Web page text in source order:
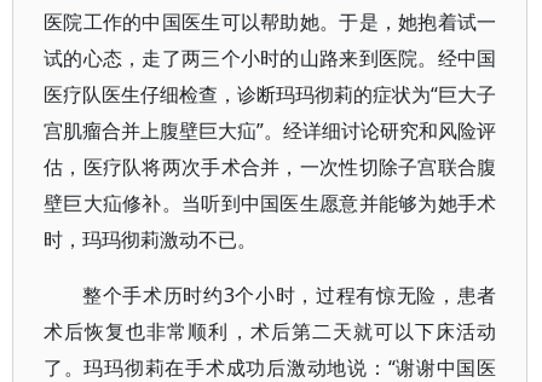
医院工作的中国医生可以帮助她。于是，她抱着试一
试的心态，走了两三个小时的山路来到医院。经中国
医疗队医生仔细检查，诊断玛玛彻莉的症状为“巨大子
宫肌瘤合并上腹壁巨大疝”。经详细讨论研究和风险评
估，医疗队将两次手术合并，一次性切除子宫联合腹
壁巨大疝修补。当听到中国医生愿意并能够为她手术
时，玛玛彻莉激动不已。
整个手术历时约3个小时，过程有惊无险，患者
术后恢复也非常顺利，术后第二天就可以下床活动
了。玛玛彻莉在手术成功后激动地说：“谢谢中国医